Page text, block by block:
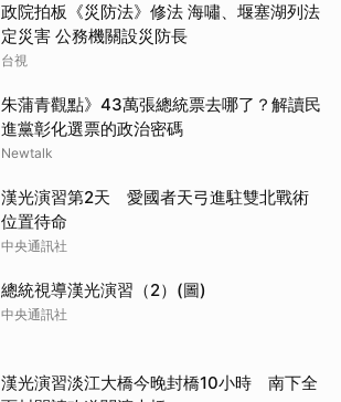
政院拍板《災防法》修法 海嘯、堰塞湖列法
定災害 公務機關設災防長
台視
朱蒲青觀點》43萬張總統票去哪了？解讀民
進黨彰化選票的政治密碼
Newtalk
漢光演習第2天 愛國者天弓進駐雙北戰術
位置待命
中央通訊社
總統視導漢光演習（2）(圖)
中央通訊社
漢光演習淡江大橋今晚封橋10小時 南下全